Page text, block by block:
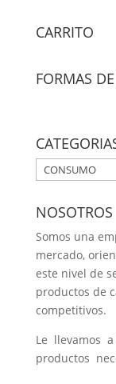
CARRITO
FORMAS
NOSOTROS
Somos una
mercado,
este nivel de
productos de
competitivos.
Le llevamos
productos